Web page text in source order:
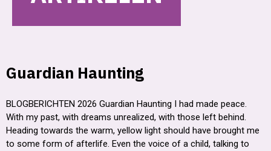
Guardian Haunting
BLOGBERICHTEN 2026 Guardian Haunting I had made peace.
With my past, with dreams unrealized, with those left behind.
Heading towards the warm, yellow light should have brought me
to some form of afterlife. Even the voice of a child, talking to